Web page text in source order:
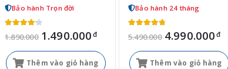
Bảo hành Trọn đời
1.890.000 1.490.000 đ
Thêm vào giỏ hàng
Bảo hành 24 tháng
5.490.000 4.990.000 đ
Thêm vào giỏ hàng